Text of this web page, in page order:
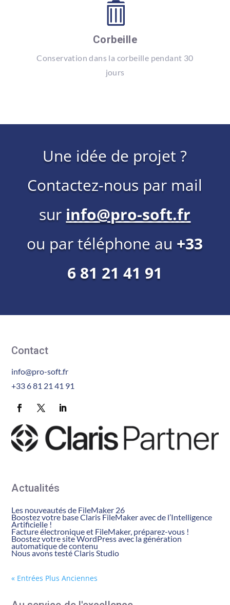

Corbeille
Conservation dans la corbeille pendant 30
jours
Une idée de projet ?
Contactez-nous par mail
sur info@pro-soft.fr
ou par téléphone au +33
6 81 21 41 91
Contact
info@pro-soft.fr
+33 6 81 21 41 91
Actualités
Les nouveautés de FileMaker 26
Boostez votre base Claris FileMaker avec de l’Intelligence
Artificielle !
Facture électronique et FileMaker, préparez-vous !
Boostez votre site WordPress avec la génération
automatique de contenu
Nous avons testé Claris Studio
« Entrées Plus Anciennes